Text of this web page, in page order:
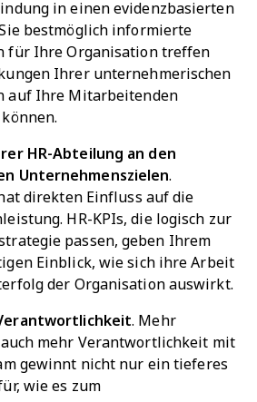
in einen evidenzbasierten
bestmöglich informierte
für Ihre Organisation treffen
Ihrer unternehmerischen
auf Ihre Mitarbeitenden
HR-Abteilung an den
Unternehmenszielen.
direkten Einfluss auf die
HR-KPIs, die logisch zur
passen, geben Ihrem
Einblick, wie sich ihre Arbeit
der Organisation auswirkt.
. Mehr
mehr Verantwortlichkeit mit
gewinnt nicht nur ein tieferes
wie es zum